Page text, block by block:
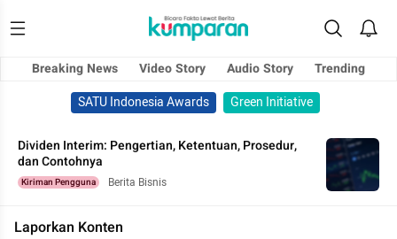
Breaking News Video Story Audio Story
Trending
SATU Indonesia Awards
Green Initiative
Dividen Interim: Pengertian, Ketentuan, Prosedur,
dan Contohnya
Kiriman Pengguna Berita Bisnis
Laporkan Konten